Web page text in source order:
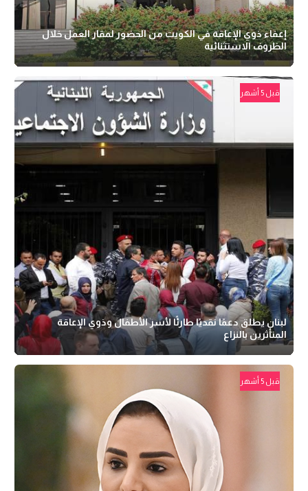
إعفاء ذوي الإعاقة في الكويت من الحضور لمقار العمل خلال
الظروف الاستثنائية
قبل 5 أشهر
لبنان يطلق دعمًا نقديًا طارئًا لأسر الأطفال وذوي الإعاقة
المتأثرين بالنزاع
قبل 5 أشهر